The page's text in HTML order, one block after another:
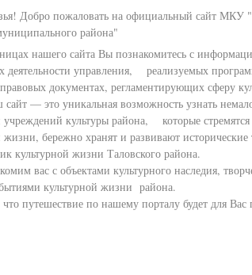
Добро пожаловать на официальный сайт МКУ
района"
нашего сайта Вы познакомитесь с
деятельности управления, реализуемых
документах, регламентирующих сферу
— это уникальная возможность узнать
учреждений культуры района, которые
бережно хранят и развивают
жизни Таловского района.
вас с объектами культурного наследия,
культурной жизни района.
путешествие по нашему порталу будет для Вас